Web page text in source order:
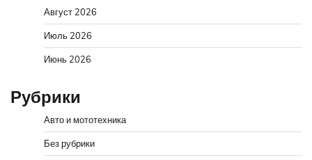
Август 2026
Июль 2026
Июнь 2026
Рубрики
Авто и мототехника
Без рубрики